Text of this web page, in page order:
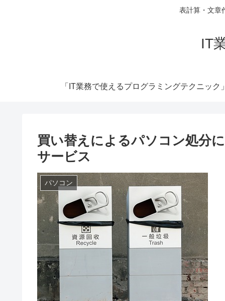
表計算・文章
IT
「IT業務で使えるプログラミングテクニック
買い替えによるパソコン処分
サービス
パソコン